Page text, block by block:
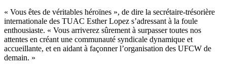
« Vous êtes de véritables héroïnes », de dire la secrétaire-trésorière
internationale des TUAC Esther Lopez s’adressant à la foule
enthousiaste. « Vous arriverez sûrement à surpasser toutes nos
attentes en créant une communauté syndicale dynamique et
accueillante, et en aidant à façonner l’organisation des UFCW de
demain. »